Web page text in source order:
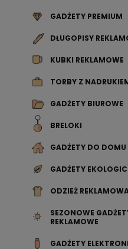
GADŻETY PREMIUM
DŁUGOPISY
KUBKI REKLAMOWE
TORBY Z
GADŻETY BIUROWE
BRELOKI
GADŻETY DO DOMU
GADŻETY
ODZIEŻ
SEZONOWE
REKLAMOWE
GADŻETY